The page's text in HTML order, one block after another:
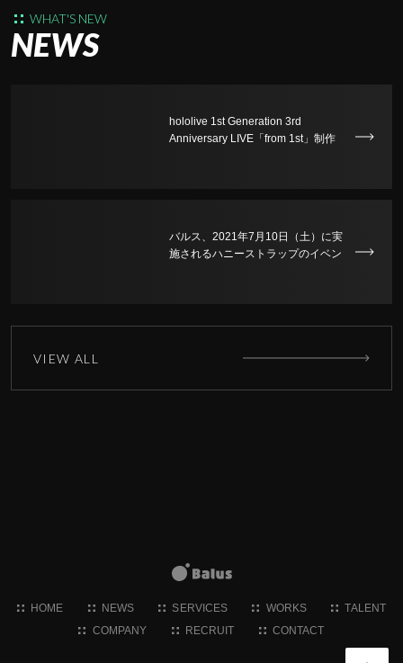
WHAT'S NEW
NEWS
hololive 1st Generation 3rd
Anniversary LIVE「from 1st」制作
バルス、2021年7月10日（土）に実
施されるハニーストラップのイベン
ットとグッズの販売、会場オペレー
VIEW ALL
HOME NEWS SERVICES WORKS
TALENT
COMPANY
RECRUIT CONTACT